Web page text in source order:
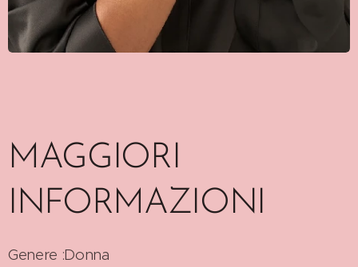
MAGGIORI
INFORMAZIONI
Genere :Donna